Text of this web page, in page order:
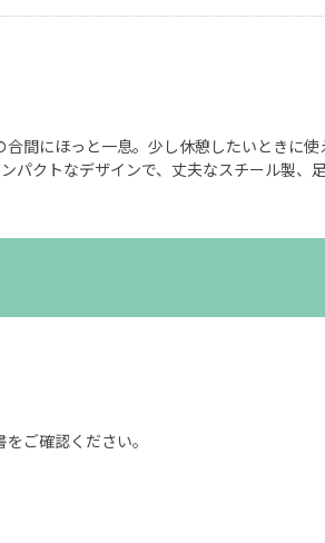
間にほっと一息。少し休憩したいときに使
パクトなデザインで、丈夫なスチール製、
ご確認ください。